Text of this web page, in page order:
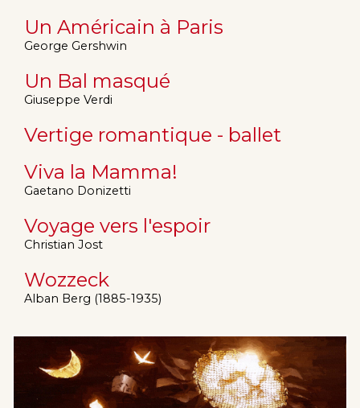
Un Américain à Paris
George Gershwin
Un Bal masqué
Giuseppe Verdi
Vertige romantique - ballet
Viva la Mamma!
Gaetano Donizetti
Voyage vers l'espoir
Christian Jost
Wozzeck
Alban Berg (1885-1935)